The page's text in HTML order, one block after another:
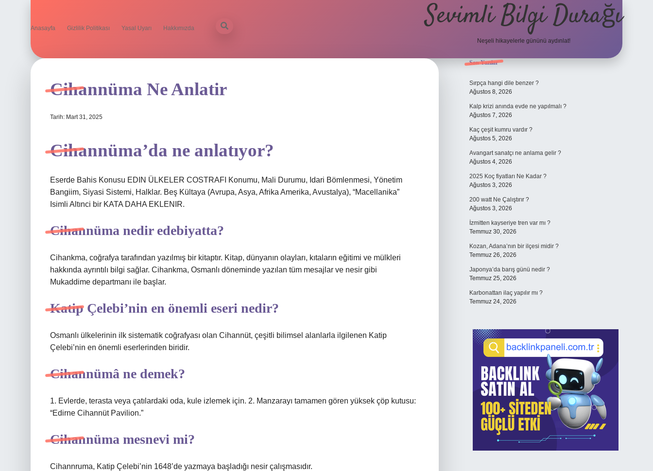
Anasayfa Gizlilik Politikası Yasal Uyarı Hakkımızda Sevimli Bilgi Durağı
Neşeli hikayelerle gününü aydınlat!
Cihannüma Ne Anlatir
Tarih: Mart 31, 2025
Cihannüma’da ne anlatıyor?
Eserde Bahis Konusu EDIN ÜLKELER COSTRAFI Konumu, Mali Durumu, Idari Bömlenmesi, Yönetim
Bangiim, Siyasi Sistemi, Halklar. Beş Kültaya (Avrupa, Asya, Afrika Amerika, Avustalya), “Macellanika”
Isimli Altınci bir KATA DAHA EKLENIR.
Cihannüma nedir edebiyatta?
Cihankma, coğrafya tarafından yazılmış bir kitaptır. Kitap, dünyanın olayları, kıtaların eğitimi ve mülkleri
hakkında ayrıntılı bilgi sağlar. Cihankma, Osmanlı döneminde yazılan tüm mesajlar ve nesir gibi
Mukaddime departmanı ile başlar.
Katip Çelebi’nin en önemli eseri nedir?
Osmanlı ülkelerinin ilk sistematik coğrafyası olan Cihannüt, çeşitli bilimsel alanlarla ilgilenen Katip
Çelebi’nin en önemli eserlerinden biridir.
Cihannümâ ne demek?
1. Evlerde, terasta veya çatılardaki oda, kule izlemek için. 2. Manzarayı tamamen gören yüksek çöp kutusu:
“Edirne Cihannüt Pavilion.”
Cihannüma mesnevi mi?
Cihannruma, Katip Çelebi’nin 1648’de yazmaya başladığı nesir çalışmasıdır.
Sidebar
Son Yazılar
Sırpça hangi dile benzer ?
Ağustos 8, 2026
Kalp krizi anında evde ne yapılmalı ?
Ağustos 7, 2026
Kaç çeşit kumru vardır ?
Ağustos 5, 2026
Avangart sanatçı ne anlama gelir ?
Ağustos 4, 2026
2025 Koç fiyatları Ne Kadar ?
Ağustos 3, 2026
200 watt Ne Çalıştırır ?
Ağustos 3, 2026
İzmitten kayseriye tren var mı ?
Temmuz 30, 2026
Kozan, Adana’nın bir ilçesi midir ?
Temmuz 26, 2026
Japonya’da barış günü nedir ?
Temmuz 25, 2026
Karbonattan ilaç yapılır mı ?
Temmuz 24, 2026